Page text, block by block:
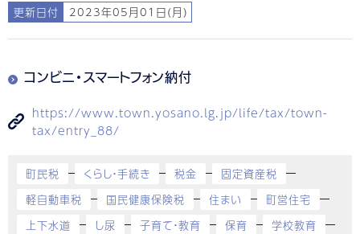
更新日付 2023年05月01日(月)
コンビニ・スマートフォン納付
https://www.town.yosano.lg.jp/life/tax/town-
tax/entry_88/
町民税 くらし・手続き 税金
固定資産税
軽自動車税
国民健康保険税 住まい
町営住宅
上下水道
し尿 子育て・教育 保育
学校教育